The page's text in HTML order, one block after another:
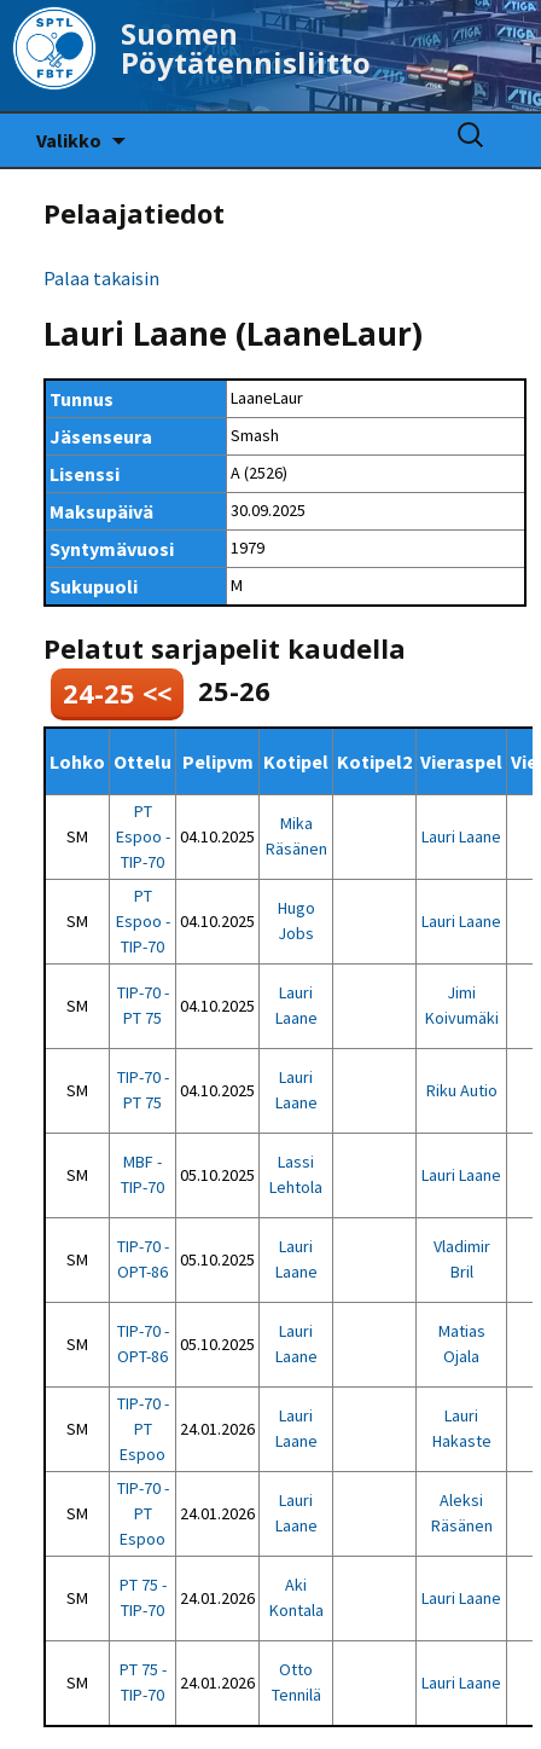
Suomen
Pöytätennisliitto
Valikko
Haku:
Pelaajatiedot
Palaa takaisin
Lauri Laane (LaaneLaur)
Tunnus LaaneLaur
Jäsenseura Smash
Lisenssi A (2526)
Maksupäivä 30.09.2025
Syntymävuosi 1979
Sukupuoli M
Pelatut sarjapelit kaudella
24-25 <<
25-26
Lohko Ottelu Pelipvm Kotipel Kotipel2 Vieraspel
SM
PT
Espoo -
TIP-70
04.10.2025
Mika
Räsänen
Lauri Laane
SM
PT
Espoo -
TIP-70
04.10.2025
Hugo
Jobs
Lauri Laane
SM
TIP-70 -
PT 75
04.10.2025
Lauri
Laane
Jimi
Koivumäki
SM
TIP-70 -
PT 75
04.10.2025
Lauri
Laane
Riku Autio
SM
MBF -
TIP-70
05.10.2025
Lassi
Lehtola
Lauri Laane
SM
TIP-70 -
OPT-86
05.10.2025
Lauri
Laane
Vladimir
Bril
SM
TIP-70 -
OPT-86
05.10.2025
Lauri
Laane
Matias
Ojala
SM
TIP-70 -
PT
Espoo
24.01.2026
Lauri
Laane
Lauri
Hakaste
SM
TIP-70 -
PT
Espoo
24.01.2026
Lauri
Laane
Aleksi
Räsänen
SM
PT 75 -
TIP-70
24.01.2026
Aki
Kontala
Lauri Laane
SM
PT 75 -
TIP-70
24.01.2026
Otto
Tennilä
Lauri Laane